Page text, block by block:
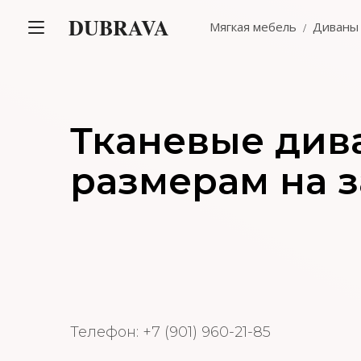
Тканевые
размерам на
Телефон: +7 (901) 960-21-85
DUBRAVA Мягкая мебель Диваны